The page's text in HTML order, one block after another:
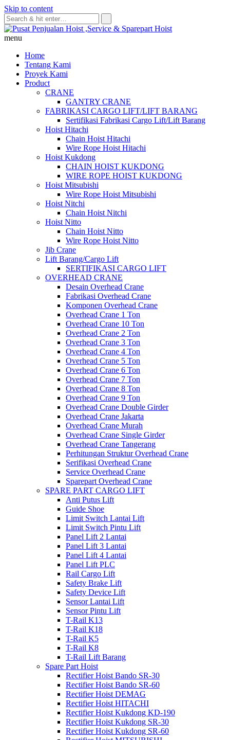
Skip to content
menu
Home
Tentang Kami
Proyek Kami
Product
CRANE
GANTRY CRANE
FABRIKASI CARGO LIFT/LIFT BARANG
Sertifikasi Fabrikasi Cargo Lift/Lift Barang
Hoist Hitachi
Chain Hoist Hitachi
Wire Rope Hoist Hitachi
Hoist Kukdong
CHAIN HOIST KUKDONG
WIRE ROPE HOIST KUKDONG
Hoist Mitsubishi
Wire Rope Hoist Mitsubishi
Hoist Nitchi
Chain Hoist Nitchi
Hoist Nitto
Chain Hoist Nitto
Wire Rope Hoist Nitto
Jib Crane
Lift Barang/Cargo Lift
SERTIFIKASI CARGO LIFT
OVERHEAD CRANE
Desain Overhead Crane
Fabrikasi Overhead Crane
Komponen Overhead Crane
Overhead Crane 1 Ton
Overhead Crane 10 Ton
Overhead Crane 2 Ton
Overhead Crane 3 Ton
Overhead Crane 4 Ton
Overhead Crane 5 Ton
Overhead Crane 6 Ton
Overhead Crane 7 Ton
Overhead Crane 8 Ton
Overhead Crane 9 Ton
Overhead Crane Double Girder
Overhead Crane Jakarta
Overhead Crane Murah
Overhead Crane Single Girder
Overhead Crane Tangerang
Perhitungan Struktur Overhead Crane
Serifikasi Overhead Crane
Service Overhead Crane
Sparepart Overhead Crane
SPARE PART CARGO LIFT
Anti Putus Lift
Guide Shoe
Limit Switch Lantai Lift
Limit Switch Pintu Lift
Panel Lift 2 Lantai
Panel Lift 3 Lantai
Panel Lift 4 Lantai
Panel Lift PLC
Rail Cargo Lift
Safety Brake Lift
Safety Device Lift
Sensor Lantai Lift
Sensor Pintu Lift
T-Rail K13
T-Rail K18
T-Rail K5
T-Rail K8
T-Rail Lift Barang
Spare Part Hoist
Rectifier Hoist Bando SR-30
Rectifier Hoist Bando SR-60
Rectifier Hoist DEMAG
Rectifier Hoist HITACHI
Rectifier Hoist Kukdong KD-190
Rectifier Hoist Kukdong SR-30
Rectifier Hoist Kukdong SR-60